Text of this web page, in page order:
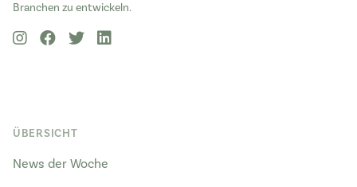
Branchen zu entwickeln.
ÜBERSICHT
News der Woche